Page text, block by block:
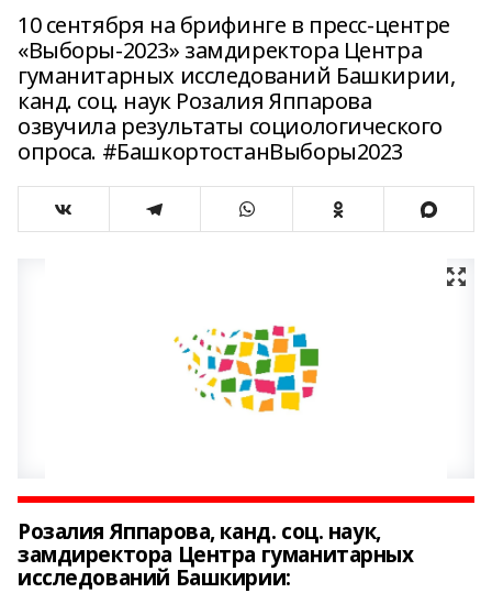
10 сентября на брифинге в пресс-центре
«Выборы-2023» замдиректора Центра
гуманитарных исследований Башкирии,
канд. соц. наук Розалия Яппарова
озвучила результаты социологического
опроса. #БашкортостанВыборы2023
Розалия Яппарова, канд. соц. наук,
замдиректора Центра гуманитарных
исследований Башкирии: